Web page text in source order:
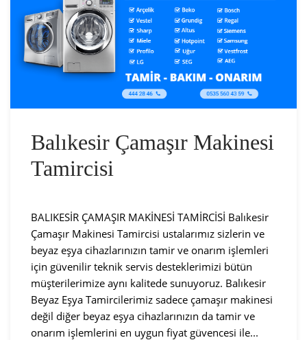
Balıkesir Çamaşır Makinesi
Tamircisi
BALIKESİR ÇAMAŞIR MAKİNESİ TAMİRCİSİ Balıkesir
Çamaşır Makinesi Tamircisi ustalarımız sizlerin ve
beyaz eşya cihazlarınızın tamir ve onarım işlemleri
için güvenilir teknik servis desteklerimizi bütün
müşterilerimize aynı kalitede sunuyoruz. Balıkesir
Beyaz Eşya Tamircilerimiz sadece çamaşır makinesi
değil diğer beyaz eşya cihazlarınızın da tamir ve
onarım işlemlerini en uygun fiyat güvencesi ile...